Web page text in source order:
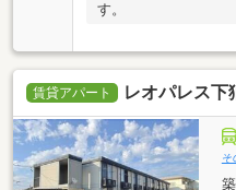
す。
賃貸アパート レオパレス下
そ